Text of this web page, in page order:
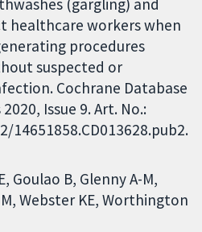
healthcare workers when
procedures
suspected or
Cochrane Database
Issue 9. Art. No.:
14651858.CD013628.pub2.
Goulao B Glenny A-M
Webster KE Worthington